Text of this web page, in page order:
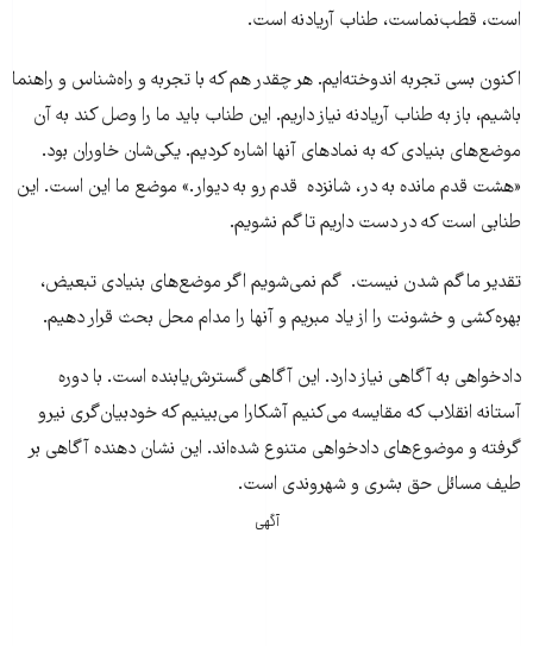
است، قطب‌نماست، طناب آریادنه است.
اکنون بسی تجربه اندوخته‌ایم. هر چقدر هم که با تجربه و راه‌شناس و راهنما
باشیم، باز به طناب آریادنه نیاز داریم. این طناب باید ما را وصل کند به آن
موضع‌های بنیادی که به نمادهای آنها اشاره کردیم. یکی‌شان خاوران بود.
«هشت قدم مانده به در، شانزده قدم رو به دیوار.» موضع ما این است. این
طنابی است که در دست داریم تا گم نشویم.
تقدیر ما گم شدن نیست. گم نمی‌شویم اگر موضع‌های بنیادی تبعیض،
بهره‌کشی و خشونت را از یاد مبریم و آنها را مدام محل بحث قرار دهیم.
دادخواهی به آگاهی نیاز دارد. این آگاهی گسترش‌یابنده است. با دوره
آستانه انقلاب که مقایسه می‌کنیم آشکارا می‌بینیم که خودبیان‌گری نیرو
گرفته و موضوع‌های دادخواهی متنوع شده‌اند. این نشان دهنده آگاهی بر
طیف مسائل حق بشری و شهروندی است.
آگهی